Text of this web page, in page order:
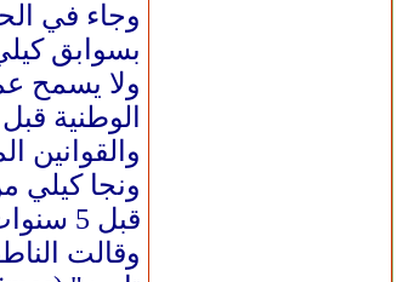
وجاء في
بسوابق كيلي، وأن
ولا يسمح
الوطنية
والقوانين
ونجا كيلي
قبل 5 سنوات من ذلك.
وقالت